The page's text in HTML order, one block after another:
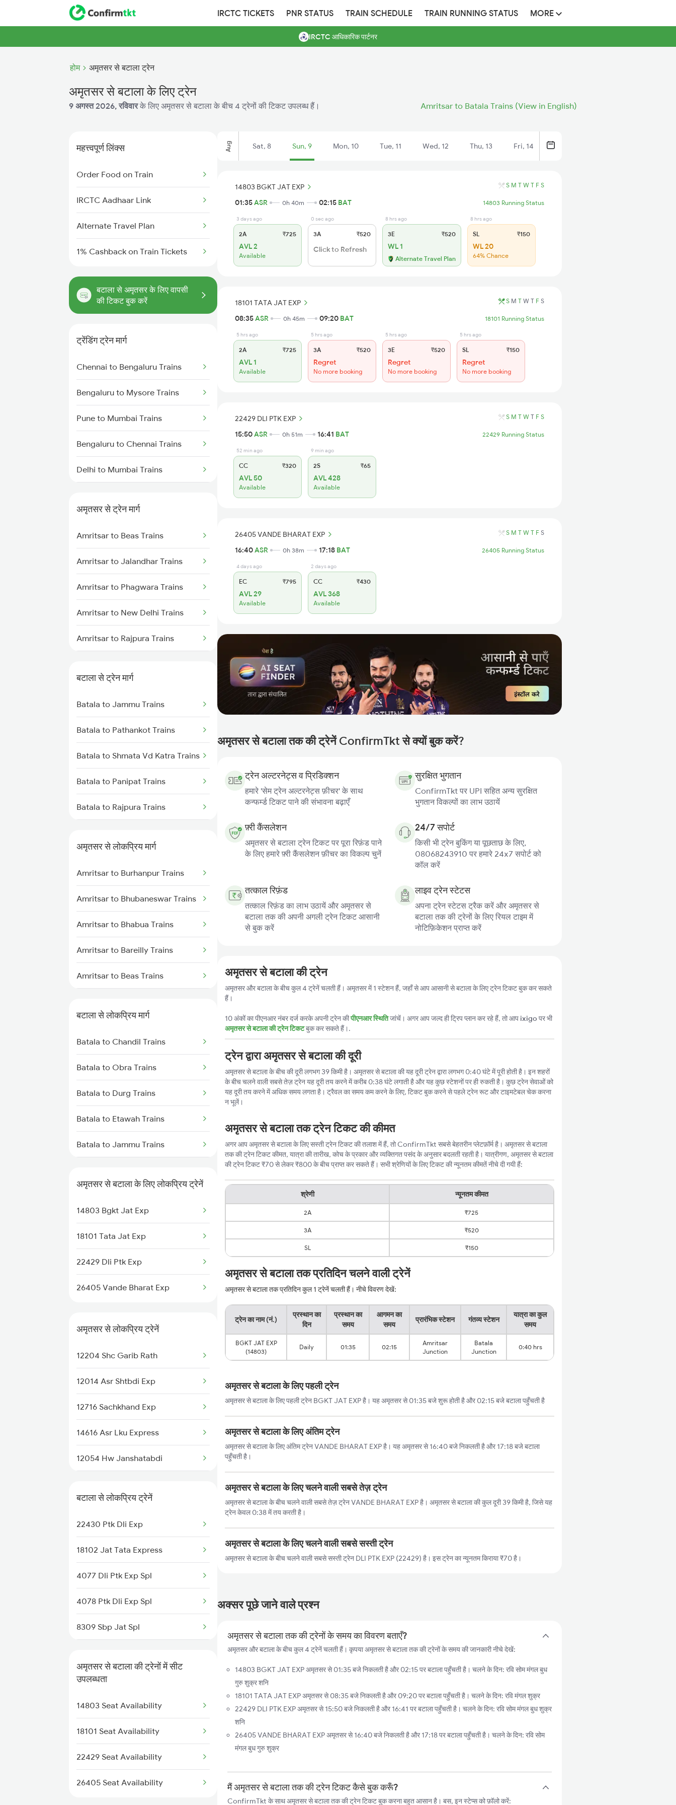
IRCTC TICKETS PNR STATUS TRAIN SCHEDULE TRAIN RUNNING STATUS MORE
IRCTC आधिकारिक पार्टनर
होम अमृतसर से बटाला ट्रेन
अमृतसर से बटाला के लिए ट्रेन
9 अगस्त 2026, रविवारके लिए अमृतसर से बटाला के बीच 4 ट्रेनों की टिकट उपलब्ध हैं। Amritsar to Batala Trains (View in English)
महत्त्वपूर्ण लिंक्स
Order Food on Train
IRCTC Aadhaar Link
Alternate Travel Plan
1% Cashback on Train Tickets
बटाला से अमृतसर के लिए वापसी
की टिकट बुक करें
ट्रेंडिंग ट्रेन मार्ग
Chennai to Bengaluru Trains
Bengaluru to Mysore Trains
Pune to Mumbai Trains
Bengaluru to Chennai Trains
Delhi to Mumbai Trains
Mumbai to Delhi Trains
Mumbai to Goa Trains
Chennai to Coimbatore Trains
अमृतसर से ट्रेन मार्ग
Amritsar to Beas Trains
Amritsar to Jalandhar Trains
Amritsar to Phagwara Trains
Amritsar to New Delhi Trains
Amritsar to Rajpura Trains
बटाला से ट्रेन मार्ग
Batala to Jammu Trains
Batala to Pathankot Trains
Batala to Shmata Vd Katra Trains
Batala to Panipat Trains
Batala to Rajpura Trains
Batala to Durg Trains
Batala to Etawah Trains
Batala to Fatehpur Trains
अमृतसर से लोकप्रिय मार्ग
Amritsar to Burhanpur Trains
Amritsar to Bhubaneswar Trains
Amritsar to Bhabua Trains
Amritsar to Bareilly Trains
Amritsar to Beas Trains
Amritsar to Vidisha Trains
Amritsar to Baro Trains
Amritsar to Bandikui Trains
Amritsar to Bakhtiyarpur Trains
Amritsar to Bokaro Steel City
Amritsar to Valsad Trains
Amritsar to Balamu Trains
बटाला से लोकप्रिय मार्ग
Batala to Chandil Trains
Batala to Obra Trains
Batala to Durg Trains
Batala to Etawah Trains
Batala to Jammu Trains
Batala to Katni Trains
Batala to New Delhi Trains
Batala to Dibiyapur Trains
अमृतसर से बटाला के लिए लोकप्रिय ट्रेनें
14803 Bgkt Jat Exp
18101 Tata Jat Exp
22429 Dli Ptk Exp
26405 Vande Bharat Exp
अमृतसर से लोकप्रिय ट्रेनें
12204 Shc Garib Rath
12014 Asr Shtbdi Exp
12716 Sachkhand Exp
14616 Asr Lku Express
12054 Hw Janshatabdi
22488 Vande Bharat Exp
1057 Csmt Asr Special
1058 Asr Csmt Spl
2013 Asr Shtbdi Spl
2014 Asr Shatabdi Spl
2025 Ngp Asr Ac Spl
बटाला से लोकप्रिय ट्रेनें
22430 Ptk Dli Exp
18102 Jat Tata Express
4077 Dli Ptk Exp Spl
4078 Ptk Dli Exp Spl
8309 Sbp Jat Spl
9225 Ju Jat Exp Spl
9226 Jat Ju Spl
14633 Ravi Exp
18309 Sbp Jat Express
18310 Jat Sbp Express
अमृतसर से बटाला की ट्रेनों में सीट
उपलब्धता
14803 Seat Availability
18101 Seat Availability
22429 Seat Availability
26405 Seat Availability
Aug Sat, 8 Sun, 9 Mon, 10 Tue, 11 Wed, 12 Thu, 13 Fri, 14
14803 BGKT JAT EXP S M T W T F S
01:35ASR 0h 40m 02:15 BAT 14803 Running Status
3 days ago
2A ₹725
AVL 2
Available
0 sec ago
3A ₹520
Click to Refresh
8 hrs ago
3E ₹520
WL 1
Alternate Travel Plan
8 hrs ago
SL ₹150
WL 20
64% Chance
18101 TATA JAT EXP S M T W T F S
08:35ASR 0h 45m 09:20 BAT 18101 Running Status
5 hrs ago
2A ₹725
AVL 1
Available
5 hrs ago
3A ₹520
Regret
No more booking
5 hrs ago
3E ₹520
Regret
No more booking
5 hrs ago
SL ₹150
Regret
No more booking
22429 DLI PTK EXP S M T W T F S
15:50ASR 0h 51m 16:41 BAT 22429 Running Status
52 min ago
CC ₹320
AVL 50
Available
9 min ago
2S ₹65
AVL 428
Available
26405 VANDE BHARAT EXP S M T W T F S
16:40ASR 0h 38m 17:18 BAT 26405 Running Status
4 days ago
EC ₹795
AVL 29
Available
2 days ago
CC ₹430
AVL 368
Available
अमृतसर से बटाला तक की ट्रेनें ConfirmTkt से क्यों बुक करें?
ट्रेन अल्टरनेट्स व प्रिडिक्शन
हमारे 'सेम ट्रेन अल्टरनेट्स फ़ीचर' के साथ
कन्फर्म्ड टिकट पाने की संभावना बढ़ाएँ
सुरक्षित भुगतान
ConfirmTkt पर UPI सहित अन्य सुरक्षित
भुगतान विकल्पों का लाभ उठायें
फ़्री कैंसलेशन
अमृतसर से बटाला ट्रेन टिकट पर पूरा रिफ़ंड पाने
के लिए हमारे फ़्री कैंसलेशन फ़ीचर का विकल्प चुनें
24/7 सपोर्ट
किसी भी ट्रेन बुकिंग या पूछताछ के लिए,
08068243910 पर हमारे 24x7 सपोर्ट को
कॉल करें
तत्काल रिफ़ंड
तत्काल रिफ़ंड का लाभ उठायें और अमृतसर से
बटाला तक की अपनी अगली ट्रेन टिकट आसानी
से बुक करें
लाइव ट्रेन स्टेटस
अपना ट्रेन स्टेटस ट्रैक करें और अमृतसर से
बटाला तक की ट्रेनों के लिए रियल टाइम में
नोटिफ़िकेशन प्राप्त करें
अमृतसर से बटाला की ट्रेन
अमृतसर और बटाला के बीच कुल 4 ट्रेनें चलती हैं। अमृतसर में 1 स्टेशन हैं, जहाँ से आप आसानी से बटाला के लिए ट्रेन टिकट बुक कर सकते
हैं।
10 अंकों का पीएनआर नंबर दर्ज करके अपनी ट्रेन कीपीएनआर स्थितिजांचें। अगर आप जल्द ही ट्रिप प्लान कर रहे हैं, तो आप ixigoपर भी
अमृतसर से बटाला की ट्रेन टिकटबुक कर सकते हैं।.
ट्रेन द्वारा अमृतसर से बटाला की दूरी
अमृतसर से बटाला के बीच की दूरी लगभग 39 किमी है। अमृतसर से बटाला की यह दूरी ट्रेन द्वारा लगभग 0:40 घंटे में पूरी होती है। इन शहरों
के बीच चलने वाली सबसे तेज़ ट्रेन यह दूरी तय करने में करीब 0:38 घंटे लगाती है और यह कुछ स्टेशनों पर ही रुकती है। कुछ ट्रेन सेवाओं को
यह दूरी तय करने में अधिक समय लगता है। ट्रैवल का समय कम करने के लिए, टिकट बुक करने से पहले ट्रेन रूट और टाइमटेबल चेक करना
न भूलें।
अमृतसर से बटाला तक ट्रेन टिकट की कीमत
अगर आप अमृतसर से बटाला के लिए सस्ती ट्रेन टिकट की तलाश में हैं, तो ConfirmTkt सबसे बेहतरीन प्लेटफ़ॉर्म है। अमृतसर से बटाला
तक की ट्रेन टिकट कीमत, यात्रा की तारीख, कोच के प्रकार और व्यक्तिगत पसंद के अनुसार बदलती रहती है। यात्रीगण, अमृतसर से बटाला
की ट्रेन टिकट ₹70 से लेकर ₹800 के बीच प्राप्त कर सकते हैं। सभी श्रेणियों के लिए टिकट की न्यूनतम कीमतें नीचे दी गयी हैं:
श्रेणी न्यूनतम कीमत
2A ₹725
3A ₹520
SL ₹150
अमृतसर से बटाला तक प्रतिदिन चलने वाली ट्रेनें
अमृतसर से बटाला तक प्रतिदिन कुल 1 ट्रेनें चलती हैं। नीचे विवरण देखें:
ट्रेन का नाम (नं.)
प्रस्थान का
दिन
प्रस्थान का
समय
आगमन का
समय
प्रारंभिक स्टेशन गंतव्य स्टेशन
यात्रा का कुल
समय
BGKT JAT EXP
(14803)
Daily 01:35 02:15
Amritsar
Junction
Batala
Junction
0:40 hrs
अमृतसर से बटाला के लिए पहली ट्रेन
अमृतसर से बटाला के लिए पहली ट्रेन BGKT JAT EXP है। यह अमृतसर से 01:35 बजे शुरू होती है और 02:15 बजे बटाला पहुँचती है
अमृतसर से बटाला के लिए अंतिम ट्रेन
अमृतसर से बटाला के लिए अंतिम ट्रेन VANDE BHARAT EXP है। यह अमृतसर से 16:40 बजे निकलती है और 17:18 बजे बटाला
पहुँचती है।
अमृतसर से बटाला के लिए चलने वाली सबसे तेज़ ट्रेन
अमृतसर से बटाला के बीच चलने वाली सबसे तेज़ ट्रेन VANDE BHARAT EXP है। अमृतसर से बटाला की कुल दूरी 39 किमी है, जिसे यह
ट्रेन केवल 0:38 में तय करती है।
अमृतसर से बटाला के लिए चलने वाली सबसे सस्ती ट्रेन
अमृतसर से बटाला के बीच चलने वाली सबसे सस्ती ट्रेन DLI PTK EXP (22429) है। इस ट्रेन का न्यूनतम किराया ₹70 है।
अक्सर पूछे जाने वाले प्रश्न
अमृतसर से बटाला तक की ट्रेनों के समय का विवरण बताएँ?
अमृतसर और बटाला के बीच कुल 4 ट्रेनें चलती हैं। कृपया अमृतसर से बटाला तक की ट्रेनों के समय की जानकारी नीचे देखें:
14803 BGKT JAT EXP अमृतसर से 01:35 बजे निकलती है और 02:15 पर बटाला पहुँचती है। चलने के दिन: रवि सोम मंगल बुध
गुरु शुक्र शनि
18101 TATA JAT EXP अमृतसर से 08:35 बजे निकलती है और 09:20 पर बटाला पहुँचती है। चलने के दिन: रवि मंगल शुक्र
22429 DLI PTK EXP अमृतसर से 15:50 बजे निकलती है और 16:41 पर बटाला पहुँचती है। चलने के दिन: रवि सोम मंगल बुध शुक्र
शनि
26405 VANDE BHARAT EXP अमृतसर से 16:40 बजे निकलती है और 17:18 पर बटाला पहुँचती है। चलने के दिन: रवि सोम
मंगल बुध गुरु शुक्र
मैं अमृतसर से बटाला तक की ट्रेन टिकट कैसे बुक करूँ?
ConfirmTkt के साथ अमृतसर से बटाला तक की ट्रेन टिकट बुक करना बहुत आसान है। बस, इन स्टेप्स को फ़ॉलो करें: